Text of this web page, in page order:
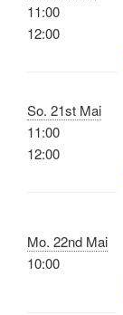
11:00
12:00
So. 21st Mai
11:00
12:00
Mo. 22nd Mai
10:00